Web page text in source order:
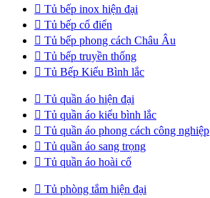
 Tủ bếp inox hiện đại
 Tủ bếp cổ điển
 Tủ bếp phong cách Châu Âu
 Tủ bếp truyền thống
 Tủ Bếp Kiểu Bình lắc
 Tủ quần áo hiện đại
 Tủ quần áo kiểu bình lắc
 Tủ quần áo phong cách công nghiệp
 Tủ quần áo sang trọng
 Tủ quần áo hoài cổ
 Tủ phòng tắm hiện đại